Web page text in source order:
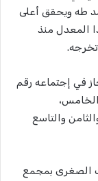
طه ويحقق أعلى
المعدل منذ
في إجتماعه رقم
الخامس،
السابع والثامن والتاسع
الصغرى بمجمع